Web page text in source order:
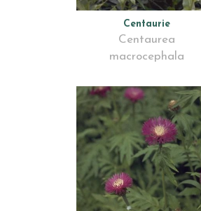
Centaurie
Centaurea
macrocephala